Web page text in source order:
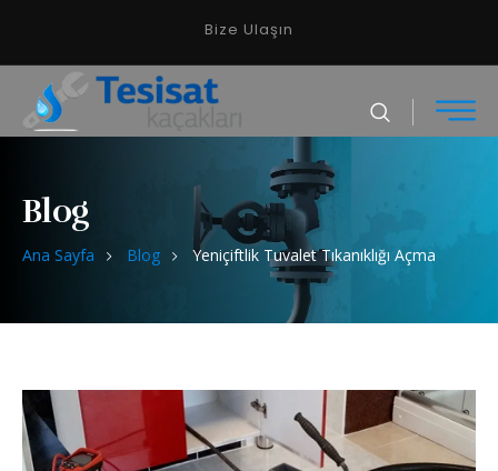
Bize Ulaşın
Blog
Ana Sayfa Blog Yeniçiftlik Tuvalet Tıkanıklığı Açma